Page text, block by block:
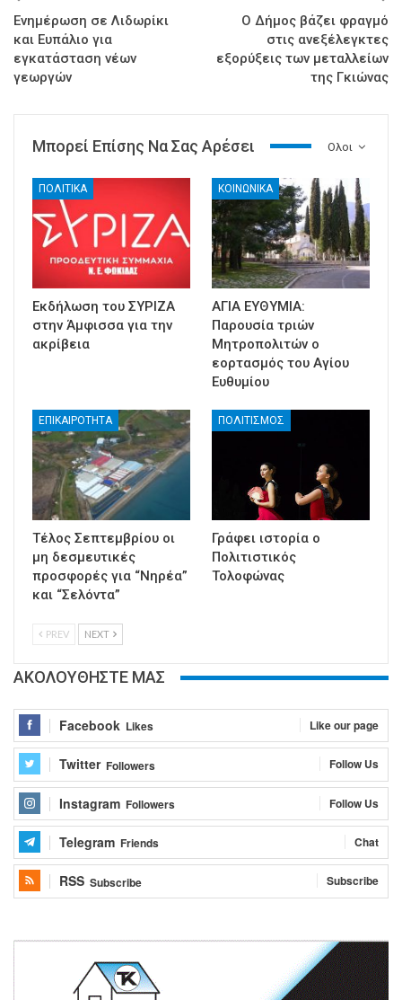
Ενημέρωση σε Λιδωρίκι
και Ευπάλιο για
εγκατάσταση νέων
γεωργών
Ο Δήμος βάζει φραγμό
στις ανεξέλεγκτες
εξορύξεις των μεταλλείων
της Γκιώνας
Ολοι
Μπορεί Επίσης Να Σας Αρέσει
ΠΟΛΙΤΙΚΑ
Εκδήλωση του ΣΥΡΙΖΑ
στην Άμφισσα για την
ακρίβεια
ΚΟΙΝΩΝΙΚΑ
ΑΓΙΑ ΕΥΘΥΜΙΑ:
Παρουσία τριών
Μητροπολιτών ο
εορτασμός του Αγίου
Ευθυμίου
ΕΠΙΚΑΙΡΟΤΗΤΑ
Τέλος Σεπτεμβρίου οι
μη δεσμευτικές
προσφορές για “Νηρέα”
και “Σελόντα”
ΠΟΛΙΤΙΣΜΟΣ
Γράφει ιστορία ο
Πολιτιστικός
Τολοφώνας
PREV NEXT
ΑΚΟΛΟΥΘΗΣΤΕ ΜΑΣ
Facebook Likes Like our page
Twitter Followers Follow Us
Instagram Followers Follow Us
Telegram Friends Chat
RSS Subscribe Subscribe